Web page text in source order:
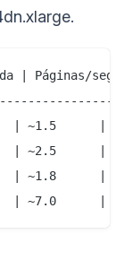
| Páginas/
| ~1.5      |
| ~2.5      |
| ~1.8      |
| ~7.0      |